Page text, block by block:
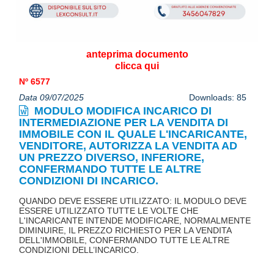
anteprima documento
clicca qui
Nº 6577
Data 09/07/2025
Downloads: 85
MODULO MODIFICA INCARICO DI
INTERMEDIAZIONE PER LA VENDITA DI
IMMOBILE CON IL QUALE L'INCARICANTE,
VENDITORE, AUTORIZZA LA VENDITA AD
UN PREZZO DIVERSO, INFERIORE,
CONFERMANDO TUTTE LE ALTRE
CONDIZIONI DI INCARICO.
QUANDO DEVE ESSERE UTILIZZATO: IL MODULO DEVE
ESSERE UTILIZZATO TUTTE LE VOLTE CHE
L'INCARICANTE INTENDE MODIFICARE, NORMALMENTE
DIMINUIRE, IL PREZZO RICHIESTO PER LA VENDITA
DELL'IMMOBILE, CONFERMANDO TUTTE LE ALTRE
CONDIZIONI DELL’INCARICO.